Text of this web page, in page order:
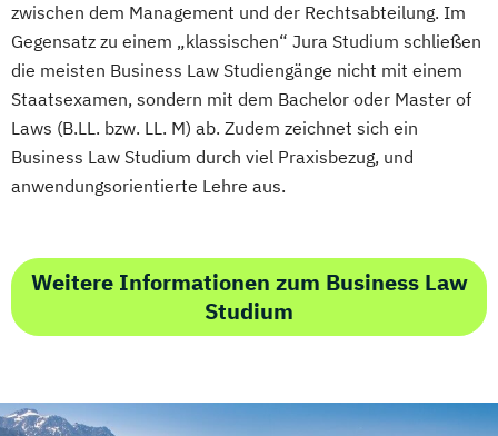
zwischen dem Management und der Rechtsabteilung. Im
Gegensatz zu einem „klassischen“ Jura Studium schließen
die meisten Business Law Studiengänge nicht mit einem
Staatsexamen, sondern mit dem Bachelor oder Master of
Laws (B.LL. bzw. LL. M) ab. Zudem zeichnet sich ein
Business Law Studium durch viel Praxisbezug, und
anwendungsorientierte Lehre aus.
Weitere Informationen zum Business Law
Studium